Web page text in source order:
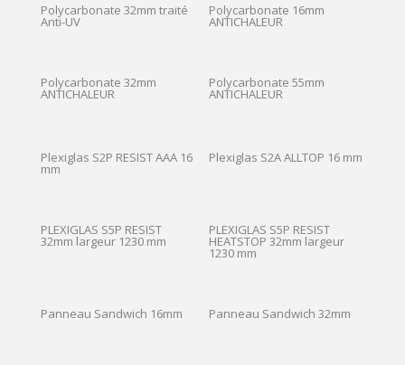
Polycarbonate 32mm traité
Anti-UV
Polycarbonate 16mm
ANTICHALEUR
Polycarbonate 32mm
ANTICHALEUR
Polycarbonate 55mm
ANTICHALEUR
Plexiglas S2P RESIST AAA 16
mm
Plexiglas S2A ALLTOP 16 mm
PLEXIGLAS S5P RESIST
32mm largeur 1230 mm
PLEXIGLAS S5P RESIST
HEATSTOP 32mm largeur
1230 mm
Panneau Sandwich 16mm Panneau Sandwich 32mm